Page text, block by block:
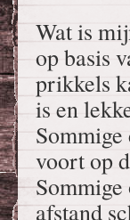
Wat is
op basis
prikkels
is en
voort op
afstand